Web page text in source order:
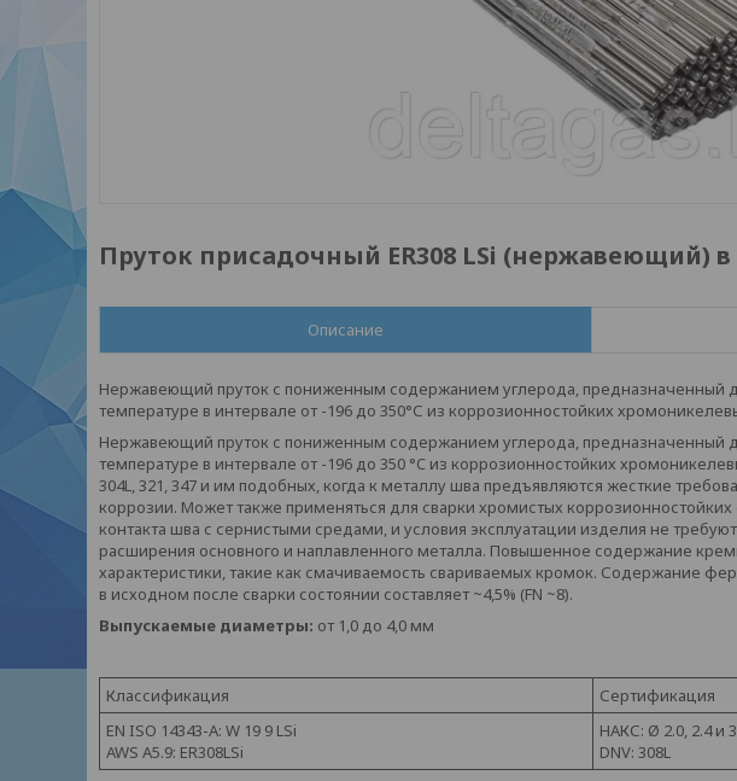
Пруток присадочный ER308 LSi (нержавеющий)
Описание
Нержавеющий пруток с пониженным содержанием углерода, предназначенный
температуре в интервале от -196 до 350°С из коррозионностойких
Нержавеющий пруток с пониженным содержанием углерода, предназначенный
температуре в интервале от -196 до 350 °C из коррозионностойких
304L, 321, 347 и им подобных, когда к металлу шва предъявляются жесткие
коррозии. Может также применяться для сварки хромистых коррозионностойких
контакта шва с сернистыми средами, и условия эксплуатации изделия не
расширения основного и наплавленного металла. Повышенное содержание
характеристики, такие как смачиваемость свариваемых кромок. Содержание
в исходном после сварки состоянии составляет ~4,5% (FN ~8).
Выпускаемые диаметры: от 1,0 до 4,0 мм
Классификация
Сертификация
EN ISO 14343-A: W 19 9 LSi
AWS A5.9: ER308LSi
НАКС: Ø 2.0, 2.4 и
DNV: 308L